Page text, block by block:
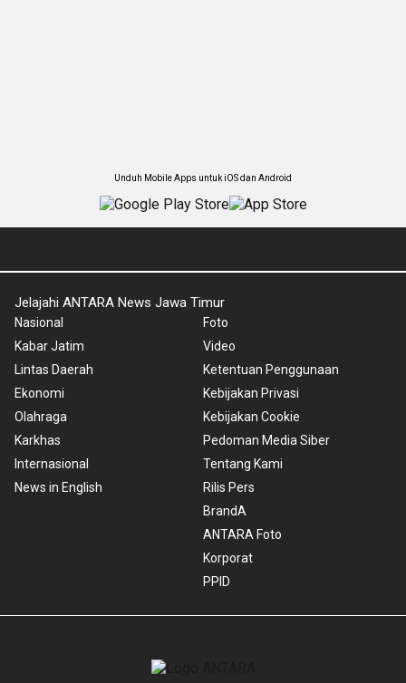
Unduh Mobile Apps untuk iOS dan Android
Jelajahi ANTARA News Jawa Timur
Nasional
Kabar Jatim
Lintas Daerah
Ekonomi
Olahraga
Karkhas
Internasional
News in English
Foto
Video
Ketentuan Penggunaan
Kebijakan Privasi
Kebijakan Cookie
Pedoman Media Siber
Tentang Kami
Rilis Pers
BrandA
ANTARA Foto
Korporat
PPID